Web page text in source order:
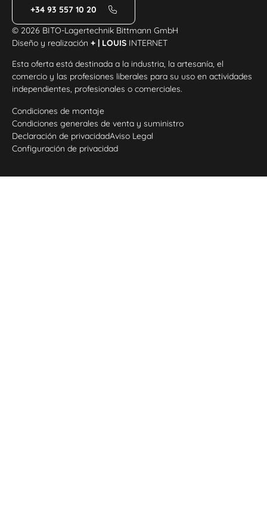
+34 93 557 10 20
© 2026 BITO-Lagertechnik Bittmann GmbH
Diseño y realización+ | LOUIS INTERNET
Esta oferta está destinada a la industria, la artesanía, el
comercio y las profesiones liberales para su uso en actividades
independientes, profesionales o comerciales.
Condiciones de montaje
Condiciones generales de venta y suministro
Declaración de privacidadAviso Legal
Configuración de privacidad